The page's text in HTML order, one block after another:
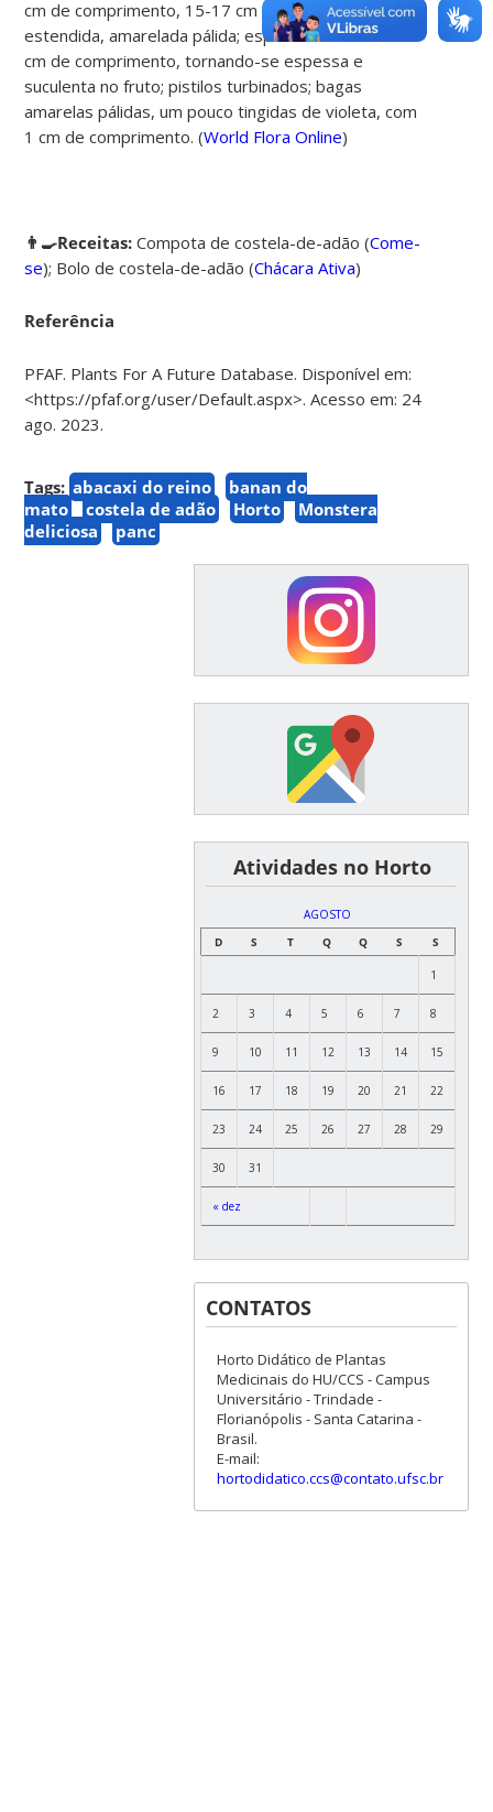
cm de comprimento, 15-17 cm de largura quando
estendida, amarelada pálida; espádice com 17-20
cm de comprimento, tornando-se espessa e
suculenta no fruto; pistilos turbinados; bagas
amarelas pálidas, um pouco tingidas de violeta, com
1 cm de comprimento. (World Flora Online)
👨‍🍳Receitas:Compota de costela-de-adão (Come-
se); Bolo de costela-de-adão (Chácara Ativa)
Referência
PFAF. Plants For A Future Database. Disponível em:
<https://pfaf.org/user/Default.aspx>. Acesso em: 24
ago. 2023.
Tags: abacaxi do reino
banan do
mato
costela de adão Horto
Monstera
deliciosa
panc
͏ ͏ ͏ ͏ ͏ ͏Atividades no Horto
AGOSTO
D
S T Q Q S S
« dez
1
2 3 4 5 6 7 8
9 10 11 12 13 14 15
16 17 18 19 20 21 22
23 24 25 26 27 28 29
30 31
CONTATOS
Horto Didático de Plantas
Medicinais do HU/CCS - Campus
Universitário - Trindade -
Florianópolis - Santa Catarina -
Brasil.
E-mail:
hortodidatico.ccs@contato.ufsc.br